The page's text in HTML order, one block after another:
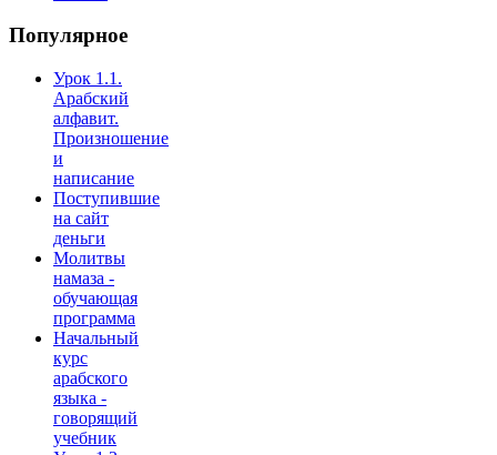
Популярное
Урок 1.1.
Арабский
алфавит.
Произношение
и
написание
Поступившие
на сайт
деньги
Молитвы
намаза -
обучающая
программа
Начальный
курс
арабского
языка -
говорящий
учебник